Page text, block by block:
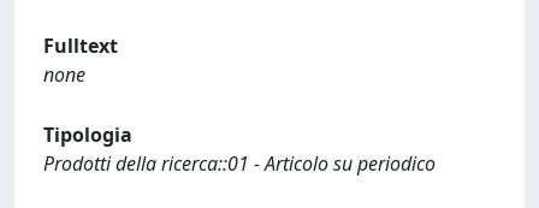
Fulltext
none
Tipologia
Prodotti della ricerca::01 - Articolo su periodico